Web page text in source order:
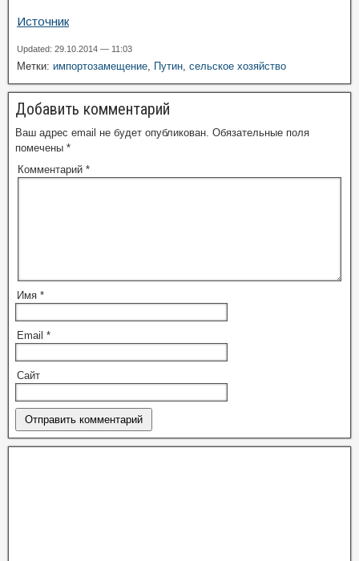
Источник
Updated: 29.10.2014 — 11:03
Метки: импортозамещение, Путин, сельское хозяйство
Добавить комментарий
Ваш адрес email не будет опубликован. Обязательные поля
помечены *
Комментарий *
Имя *
Email *
Сайт